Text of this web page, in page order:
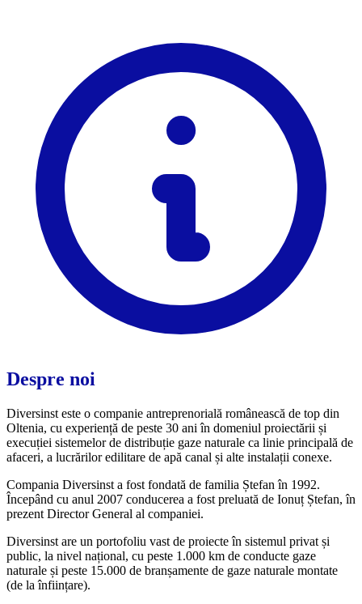
Despre noi
Diversinst este o companie antreprenorială românească de top din
Oltenia, cu experiență de peste 30 ani în domeniul proiectării și
execuției sistemelor de distribuție gaze naturale ca linie principală de
afaceri, a lucrărilor edilitare de apă canal și alte instalații conexe.
Compania Diversinst a fost fondată de familia Ștefan în 1992.
Începând cu anul 2007 conducerea a fost preluată de Ionuț Ștefan, în
prezent Director General al companiei.
Diversinst are un portofoliu vast de proiecte în sistemul privat și
public, la nivel național, cu peste 1.000 km de conducte gaze
naturale și peste 15.000 de branșamente de gaze naturale montate
(de la înființare).